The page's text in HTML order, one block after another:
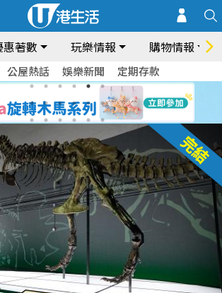
惠著數 玩樂情報 購物情報
公屋熱話 娛樂新聞 定期存款